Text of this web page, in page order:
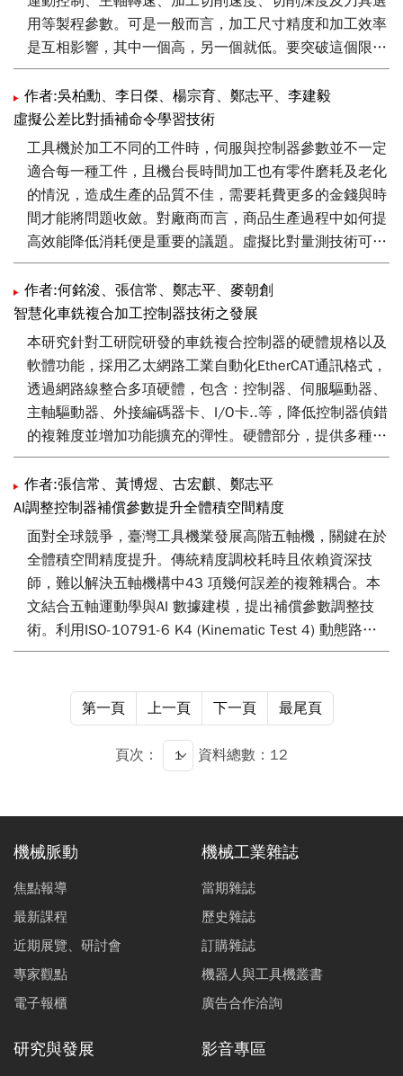
用等製程參數。可是一般而言，加工尺寸精度和加工效率
是互相影響，其中一個高，另一個就低。要突破這個限
制，必須在控制方法與加工方法有所改變。本文提出開發
程式輔助碼智能重疊控制和雙主軸同期學習控制技術等控
制器智能化功能，可以在不影響加工精度情況下，提高加
工速度，以及透過學習控制的方式，提高雙主軸同期控制
的精度。
作者:吳柏勳、李日傑、楊宗育、鄭志平、李建毅
虛擬公差比對插補命令學習技術
工具機於加工不同的工件時，伺服與控制器參數並不一定
適合每一種工件，且機台長時間加工也有零件磨耗及老化
的情況，造成生產的品質不佳，需要耗費更多的金錢與時
間才能將問題收斂。對廠商而言，商品生產過程中如何提
高效能降低消耗便是重要的議題。虛擬比對量測技術可應
用於工具機加工控制品質與整機壽命維護，透過實體機台
與虛擬模型之動態行為精準映射對應，輔助使用者即時修
正切削命令與同步修正預測保養模型。本文將針對可改善
機台生產品質之虛擬公差比對插補命令學習技術進行介
紹。
作者:何銘浚、張信常、鄭志平、麥朝創
智慧化車銑複合加工控制器技術之發展
本研究針對工研院研發的車銑複合控制器的硬體規格以及
軟體功能，採用乙太網路工業自動化EtherCAT通訊格式，
透過網路線整合多項硬體，包含：控制器、伺服驅動器、
主軸驅動器、外接編碼器卡、I/O卡..等，降低控制器偵錯
的複雜度並增加功能擴充的彈性。硬體部分，提供多種通
訊卡使用並支援多家驅動器，讓使用者有更多的選擇；軟
體方面，提供友善的操作介面並建立靈活的客製化軟體、
運動控制機能、調機輔助機能與其他附加機能，經由參數
設定，即可搭配不同機型使用。
作者:張信常、黃博煜、古宏麒、鄭志平
AI調整控制器補償參數提升全體積空間精度
面對全球競爭，臺灣工具機業發展高階五軸機，關鍵在於
全體積空間精度提升。傳統精度調校耗時且依賴資深技
師，難以解決五軸機構中43 項幾何誤差的複雜耦合。本
文結合五軸運動學與AI 數據建模，提出補償參數調整技
術。利用ISO-10791-6 K4 (Kinematic Test 4) 動態路徑
測試和雷射量測儀，採集刀具中心點動態誤差數據與控制
機構鏈誤差參數，包含XOC（X 軸對C 軸的偏心誤差，X-
coordinate of Origin of C-axis）、YOC（Y 軸對C 軸的偏
心誤差，Y-coordinate of Origin of C-axis）、YOA（Y軸
對A軸的偏心誤差，Y-coordinate of Origin of A-axis）、
A-axis）。結果顯示，本系統能有效預測與補償空間誤
差，縮短調機時間，實現精度調校標準化與數據化，助國
內工具機產業晉升A+ 級精度品級。
第一頁 上一頁 下一頁 最尾頁
頁次： 資料總數：12
機械脈動
焦點報導
最新課程
近期展覽、研討會
專家觀點
電子報櫃
機械工業雜誌
當期雜誌
歷史雜誌
訂購雜誌
機器人與工具機叢書
廣告合作洽詢
研究與發展 影音專區